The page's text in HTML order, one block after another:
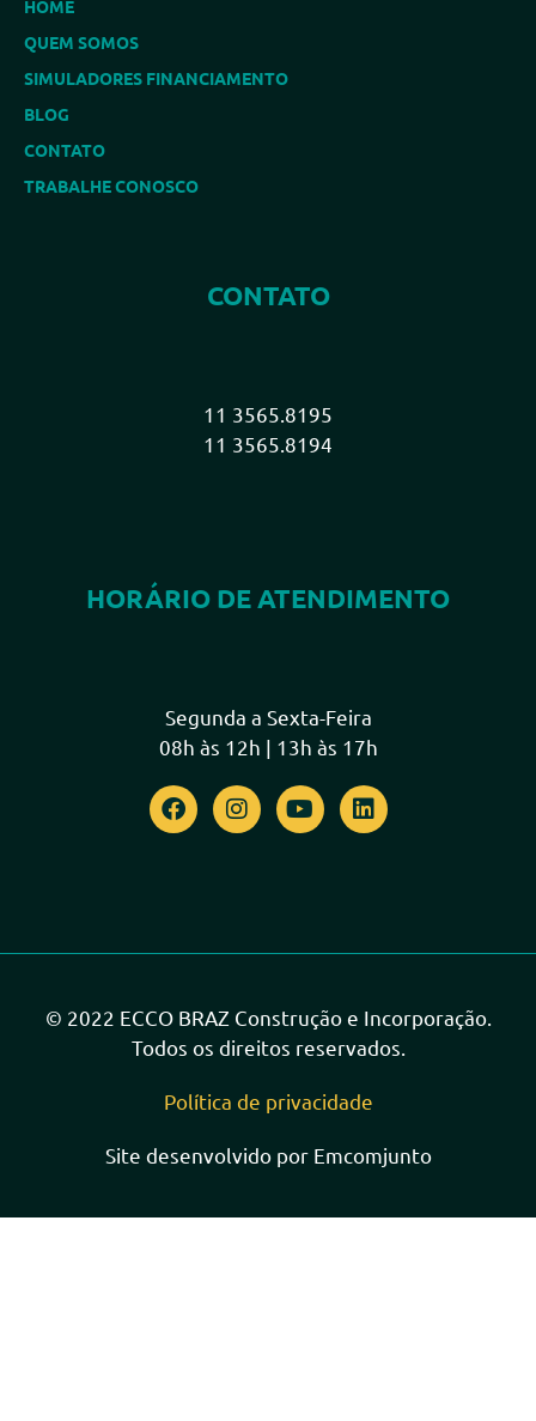
HOME
QUEM SOMOS
SIMULADORES FINANCIAMENTO
BLOG
CONTATO
TRABALHE CONOSCO
CONTATO
11 3565.8195
11 3565.8194
HORÁRIO DE ATENDIMENTO
Segunda a Sexta-Feira
08h às 12h | 13h às 17h
© 2022 ECCO BRAZ Construção e Incorporação.
Todos os direitos reservados.
Política de privacidade
Site desenvolvido por Emcomjunto